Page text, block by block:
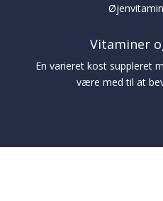
Vitaminer
En varieret kost suppleret
være med til at